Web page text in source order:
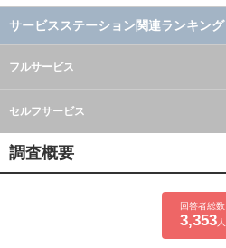
サービスステーション関連ランキング
フルサービス
セルフサービス
調査概要
回答者総数
3,353人